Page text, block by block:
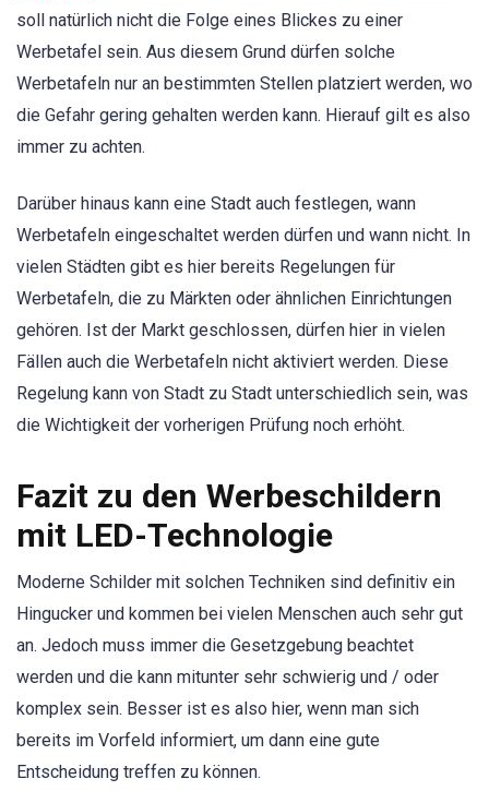
soll natürlich nicht die Folge eines Blickes zu einer
Werbetafel sein. Aus diesem Grund dürfen solche
Werbetafeln nur an bestimmten Stellen platziert werden, wo
die Gefahr gering gehalten werden kann. Hierauf gilt es also
immer zu achten.
Darüber hinaus kann eine Stadt auch festlegen, wann
Werbetafeln eingeschaltet werden dürfen und wann nicht. In
vielen Städten gibt es hier bereits Regelungen für
Werbetafeln, die zu Märkten oder ähnlichen Einrichtungen
gehören. Ist der Markt geschlossen, dürfen hier in vielen
Fällen auch die Werbetafeln nicht aktiviert werden. Diese
Regelung kann von Stadt zu Stadt unterschiedlich sein, was
die Wichtigkeit der vorherigen Prüfung noch erhöht.
Fazit zu den Werbeschildern
mit LED-Technologie
Moderne Schilder mit solchen Techniken sind definitiv ein
Hingucker und kommen bei vielen Menschen auch sehr gut
an. Jedoch muss immer die Gesetzgebung beachtet
werden und die kann mitunter sehr schwierig und / oder
komplex sein. Besser ist es also hier, wenn man sich
bereits im Vorfeld informiert, um dann eine gute
Entscheidung treffen zu können.